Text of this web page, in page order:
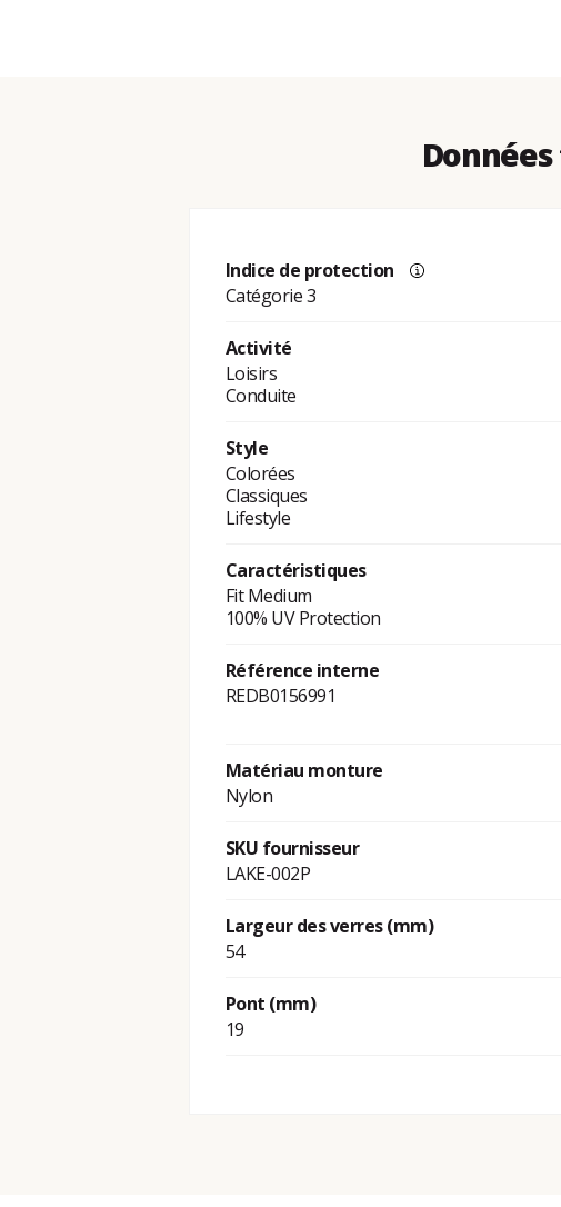
Indice de protection
Catégorie 3
Activité
Loisirs
Conduite
Style
Colorées
Classiques
Lifestyle
Caractéristiques
Fit Medium
100% UV Protection
Référence interne
REDB0156991
Matériau monture
Nylon
SKU fournisseur
LAKE-002P
Largeur des verres (mm)
54
Pont (mm)
19